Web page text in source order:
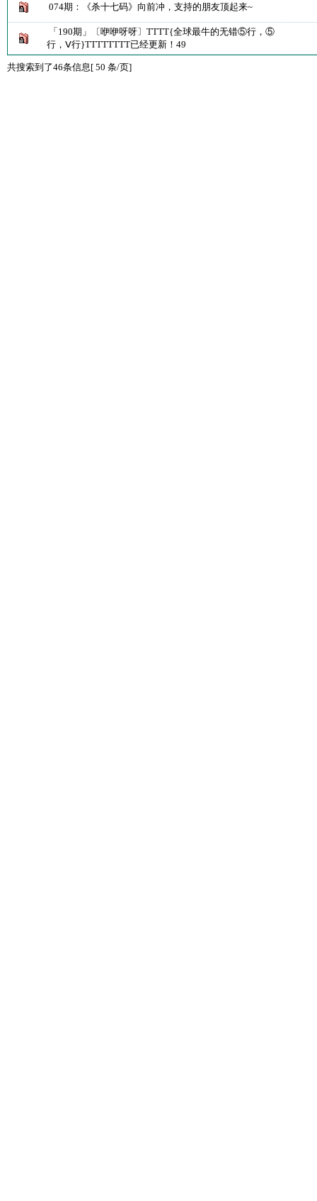
074期：《杀十七码》向前冲，支持的朋友顶起来~
「190期」〔咿咿呀呀〕TTTT{全球最牛的无错⑤行，⑤
行，Ⅴ行}TTTTTTTT已经更新！49
共搜索到了46条信息[ 50 条/页]